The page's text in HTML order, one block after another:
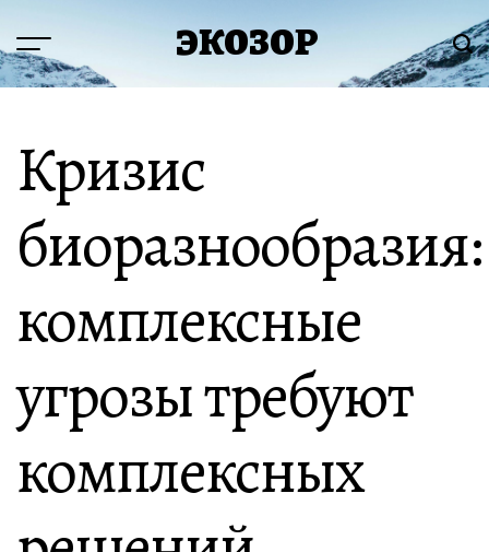
содержимому
Меню ЭКОЗОР
Кризис
биоразнообразия:
комплексные
угрозы требуют
комплексных